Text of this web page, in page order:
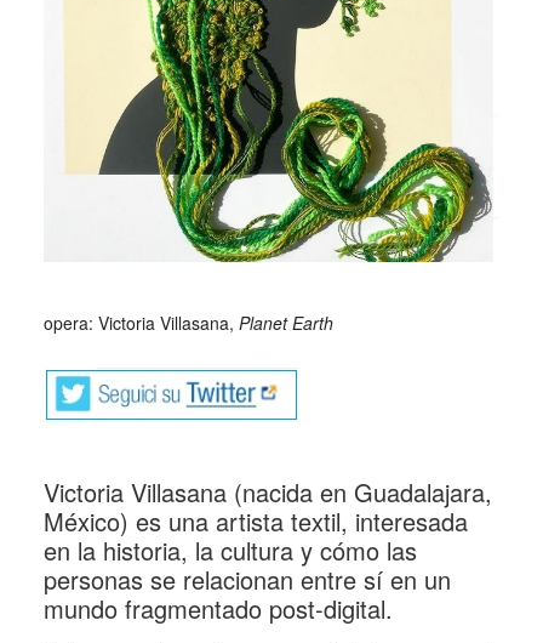
opera: Victoria Villasana, Planet Earth
Victoria Villasana (nacida en Guadalajara,
México) es una artista textil, interesada
en la historia, la cultura y cómo las
personas se relacionan entre sí en un
mundo fragmentado post-digital.